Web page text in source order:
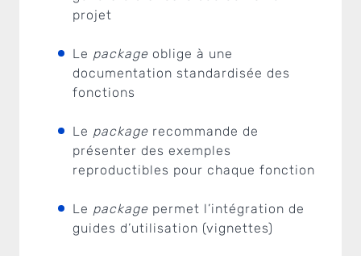
projet
Le package oblige à une
documentation standardisée des
fonctions
Le package recommande de
présenter des exemples
reproductibles pour chaque fonction
Le package permet l’intégration de
guides d’utilisation (vignettes)